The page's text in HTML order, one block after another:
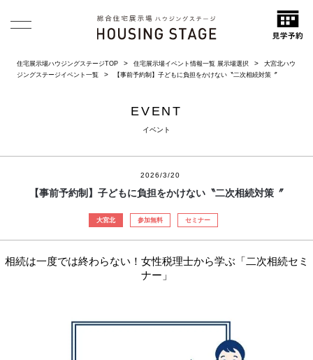
住宅展示場ハウジングステージTOP 住宅展示場イベント情報一覧 展示場選択
大宮北ハウ
ジングステージイベント一覧
【事前予約制】子どもに負担をかけない〝二次相続対策〞
EVENT
イベント
2026/3/20
【事前予約制】子どもに負担をかけない〝二次相続対策〞
大宮北 参加無料 セミナー
相続は一度では終わらない！女性税理士から学ぶ「二次相続セミ
ナー」